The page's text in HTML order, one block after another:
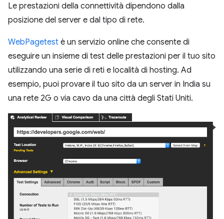
Le prestazioni della connettività dipendono dalla
posizione del server e dal tipo di rete.
WebPagetest è un servizio online che consente di
eseguire un insieme di test delle prestazioni per il tuo sito
utilizzando una serie di reti e località di hosting. Ad
esempio, puoi provare il tuo sito da un server in India su
una rete 2G o via cavo da una città degli Stati Uniti.